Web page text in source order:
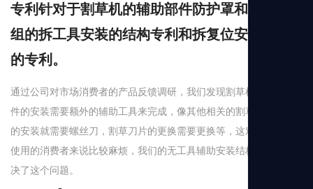
专利针对于割草机的辅助部件防护罩和割草轮
组的拆工具安装的结构专利和拆复位安装锯片
的专利。
通过公司对市场消费者的产品反馈调研，我们发现割草机的一些部
件的安装需要额外的辅助工具来完成，像其他相关的割草机防护罩
的安装就需要螺丝刀，割草刀片的更换需要更换等，这对马上开箱
使用的消费者来说比较麻烦，我们的无工具辅助安装结构很好的解
决了这个问题。